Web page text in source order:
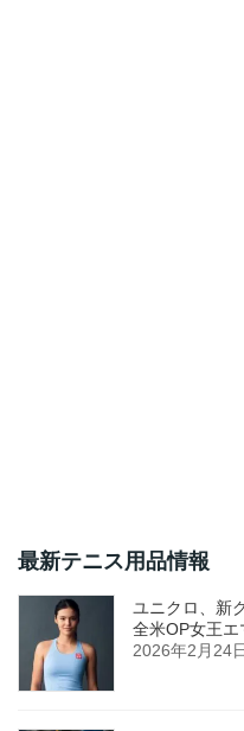
最新テニス用品情報
ユニクロ、新
全米OP女王エ
2026年2月24